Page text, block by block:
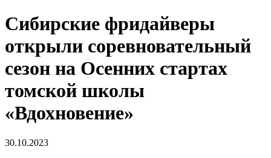
Сибирские фридайверы
открыли соревновательный
сезон на Осенних стартах
томской школы
«Вдохновение»
30.10.2023